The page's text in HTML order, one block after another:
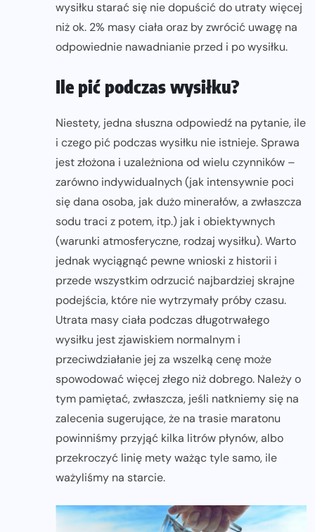
wysiłku starać się nie dopuścić do utraty więcej
niż ok. 2% masy ciała oraz by zwrócić uwagę na
odpowiednie nawadnianie przed i po wysiłku.
Ile pić podczas wysiłku?
Niestety, jedna słuszna odpowiedź na pytanie, ile
i czego pić podczas wysiłku nie istnieje. Sprawa
jest złożona i uzależniona od wielu czynników –
zarówno indywidualnych (jak intensywnie poci
się dana osoba, jak dużo minerałów, a zwłaszcza
sodu traci z potem, itp.) jak i obiektywnych
(warunki atmosferyczne, rodzaj wysiłku). Warto
jednak wyciągnąć pewne wnioski z historii i
przede wszystkim odrzucić najbardziej skrajne
podejścia, które nie wytrzymały próby czasu.
Utrata masy ciała podczas długotrwałego
wysiłku jest zjawiskiem normalnym i
przeciwdziałanie jej za wszelką cenę może
spowodować więcej złego niż dobrego. Należy o
tym pamiętać, zwłaszcza, jeśli natkniemy się na
zalecenia sugerujące, że na trasie maratonu
powinniśmy przyjąć kilka litrów płynów, albo
przekroczyć linię mety ważąc tyle samo, ile
ważyliśmy na starcie.